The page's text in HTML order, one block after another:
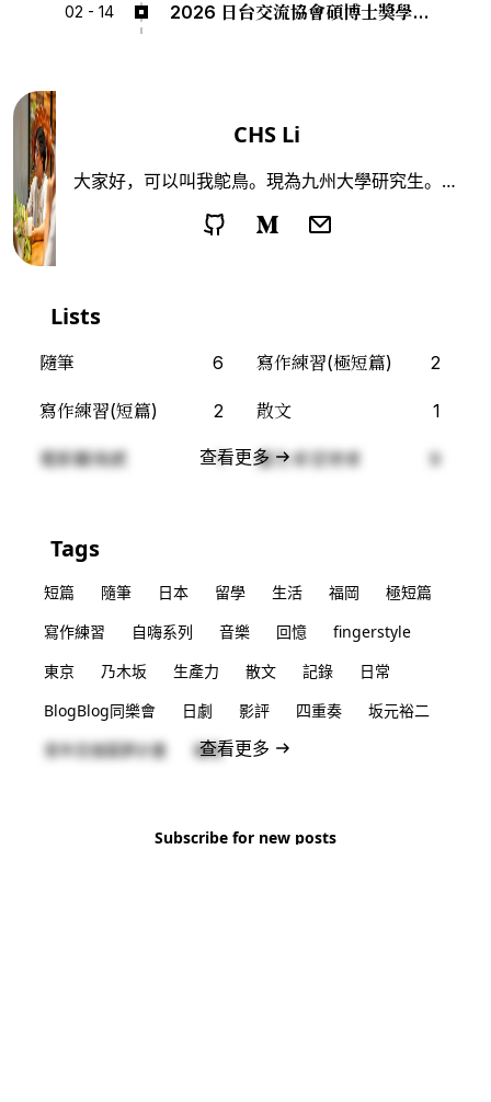
02 - 14 2026 日台交流協會碩博士獎學金分享
CHS Li
大家好，可以叫我鴕鳥。現為九州大學研究生。喜
鳥這個名字有兩個意思。一是跑得最快的兩足動
Lists
隨筆 6 寫作練習(極短篇) 2
寫作練習(短篇) 2 散文 1
電影觀後感 1 重生希望使者 9
查看更多
Tags
短篇 隨筆 日本 留學 生活 福岡
極短篇
寫作練習
自嗨系列 音樂 回憶
fingerstyle
東京
乃木坂 生產力 散文 記錄
日常
BlogBlog同樂會
日劇 影評 四重奏
坂元裕二
青年百億圓夢計畫
福島
查看更多
Subscribe for new posts